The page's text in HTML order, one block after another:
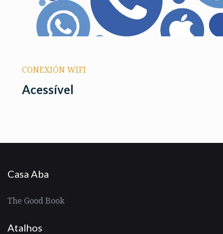
CONEXIÓN WIFI
Acessível
Casa Aba
The Good Book
Atalhos